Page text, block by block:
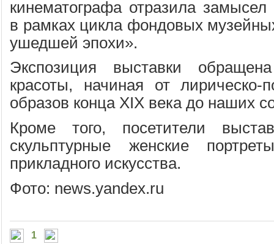
кинематографа отразила замысел
в рамках цикла фондовых
ушедшей эпохи».
Экспозиция выставки
красоты, начиная от лирическо-
образов конца XIX века до наших
Кроме того, посетители
скульптурные женские
прикладного искусства.
Фото: news.yandex.ru
1